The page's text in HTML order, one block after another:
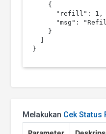
    {
      "refill": 1,
"msg":
    }
Melakukan Cek Status